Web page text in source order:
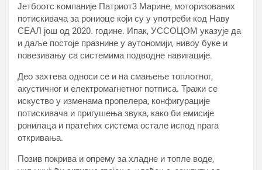
Јетбоотс компаније Патриот3 Марине, моторизованих
потискивача за рониоце који су у употреби код Навy
СЕАЛ још од 2020. године. Ипак, УССОЦОМ указује да
и даље постоје празнине у аутономији, нивоу буке и
повезивању са системима подводне навигације.
Део захтева односи се и на смањење топлотног,
акустичног и електромагнетног потписа. Тражи се
искуство у изменама пропелера, конфигурације
потискивача и пригушења звука, како би емисије
ронилаца и пратећих система остале испод прага
откривања.
Позив покрива и опрему за хладне и топле воде,